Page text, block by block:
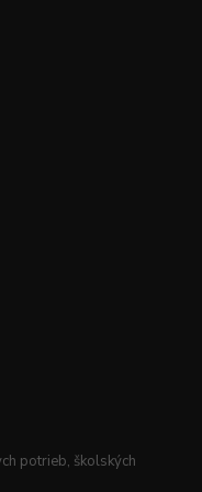
potrieb, školských